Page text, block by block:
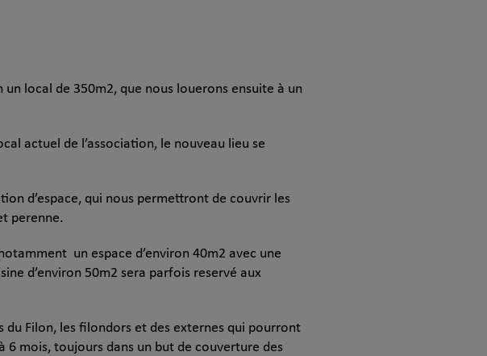
local de 350m2, que nous louerons ensuite à un
actuel de l’association, le nouveau lieu se
d’espace, qui nous permettront de couvrir les
perenne.
un espace d’environ 40m2 avec une
d’environ 50m2 sera parfois reservé aux
du Filon, les filondors et des externes qui pourront
6 mois, toujours dans un but de couverture des